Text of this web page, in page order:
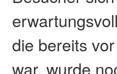
die bereits
war, wurde